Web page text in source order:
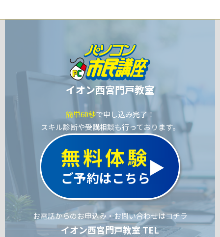
イオン西宮門戸教室
簡単60秒で申し込み完了！
スキル診断や受講相談も行っております。
無料体験
ご予約はこちら
お電話からのお申込み・お問い合わせはコチラ
イオン西宮門戸教室 TEL